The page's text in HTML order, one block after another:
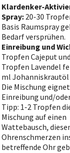
Klardenker-
Spray: 20-30
Basis Raumspray
Bedarf versprühen.
Einreibung und
Tropfen Cajeput
Tropfen Lavendel
ml Johanniskrautöl
Die Mischung
Einreibung und/
Tipp: 1-2 Tropfen
Mischung auf einen
Wattebausch,
Ohrenschmerzen
betreffende Ohr